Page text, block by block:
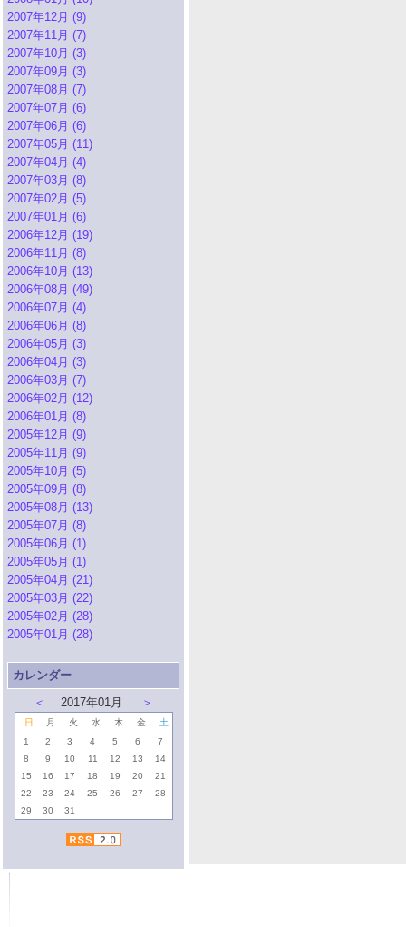
2007年12月 (9)
2007年11月 (7)
2007年10月 (3)
2007年09月 (3)
2007年08月 (7)
2007年07月 (6)
2007年06月 (6)
2007年05月 (11)
2007年04月 (4)
2007年03月 (8)
2007年02月 (5)
2007年01月 (6)
2006年12月 (19)
2006年11月 (8)
2006年10月 (13)
2006年08月 (49)
2006年07月 (4)
2006年06月 (8)
2006年05月 (3)
2006年04月 (3)
2006年03月 (7)
2006年02月 (12)
2006年01月 (8)
2005年12月 (9)
2005年11月 (9)
2005年10月 (5)
2005年09月 (8)
2005年08月 (13)
2005年07月 (8)
2005年06月 (1)
2005年05月 (1)
2005年04月 (21)
2005年03月 (22)
2005年02月 (28)
2005年01月 (28)
カレンダー
＜
2017年01月 ＞
日 月 火 水 木 金
土
1
2 3 4 5 6
7
8
9 10 11 12 13
14
15
16 17 18 19 20
21
22
23 24 25 26 27
28
29
30 31